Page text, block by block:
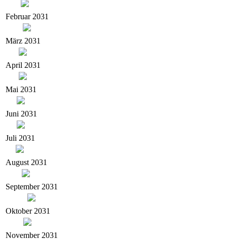
Februar 2031
März 2031
April 2031
Mai 2031
Juni 2031
Juli 2031
August 2031
September 2031
Oktober 2031
November 2031